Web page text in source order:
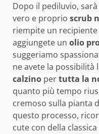
Dopo il pediluvio,
vero e proprio scrub
riempite un recipiente
aggiungete un olio
suggeriamo
ne avete la possibilità
calzino pertutta la
quanto più tempo
cremoso sulla pianta
questo processo,
cute con della classica